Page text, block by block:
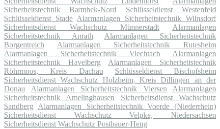
Sicherheitstechnik Barmbek-Nord
Schlüsseldienst Westenfeld
Schlüsseldienst Stade Alarmanlagen Sicherheitstechnik Wilnsdorf
Sicherheitsdienst Wachschutz Münnerstadt
Alarmanlagen
Sicherheitstechnik Anrath
Alarmanlagen Sicherheitstechnik
Borgentreich
Alarmanlagen Sicherheitstechnik Rutesheim
Alarmanlagen Sicherheitstechnik Viechtach
Alarmanlagen
Sicherheitstechnik Havelberg
Alarmanlagen Sicherheitstechnik
Röhrmoos, Kreis Dachau
Schlüsseldienst Bischofsheim
Sicherheitsdienst Wachschutz Holzheim, Kreis Dillingen an der
Donau
Alarmanlagen Sicherheitstechnik Viersen
Alarmanlagen
Sicherheitstechnik Amelinghausen
Sicherheitsdienst Wachschutz
Sandberg
Alarmanlagen Sicherheitstechnik Voerde (Niederrhein)
Sicherheitsdienst Wachschutz Velpke, Niedersachsen
Sicherheitsdienst Wachschutz Postbauer-Heng